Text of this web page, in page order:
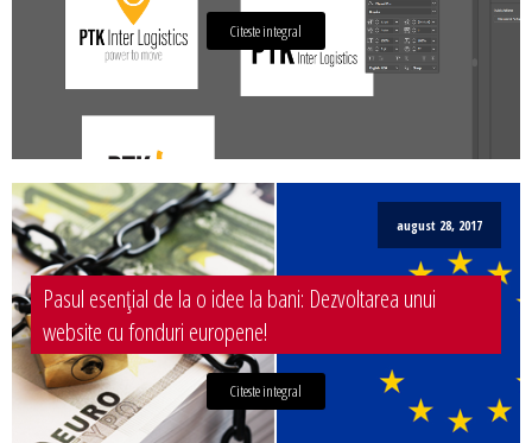
Citeste integral
august 28, 2017
Pasul esențial de la o idee la bani: Dezvoltarea unui
website cu fonduri europene!
Citeste integral